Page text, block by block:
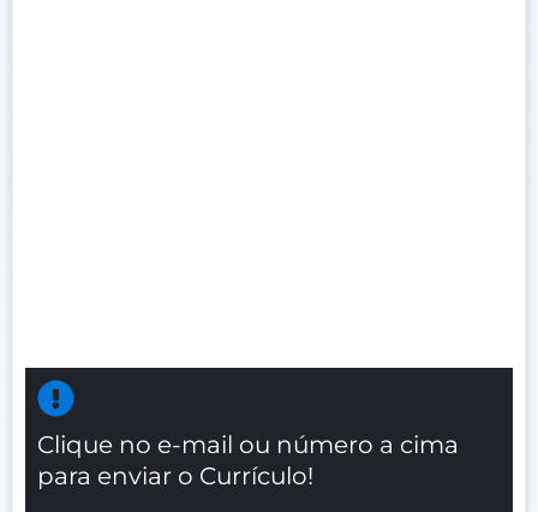
Clique no e-mail ou número a cima
para enviar o Currículo!